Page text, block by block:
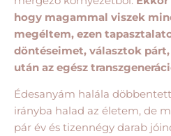
hogy magammal viszek
megéltem, ezen
döntéseimet, választok
után az egész
Édesanyám halála
irányba halad az életem, de
pár év és tizennégy darab